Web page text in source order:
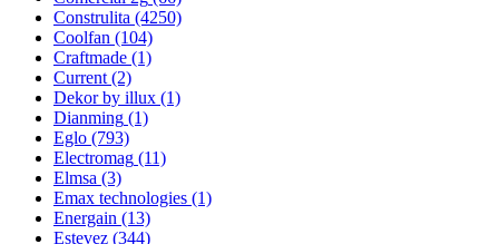
Construlita (4250)
Coolfan (104)
Craftmade (1)
Current (2)
Dekor by illux (1)
Dianming (1)
Eglo (793)
Electromag (11)
Elmsa (3)
Emax technologies (1)
Energain (13)
Estevez (344)